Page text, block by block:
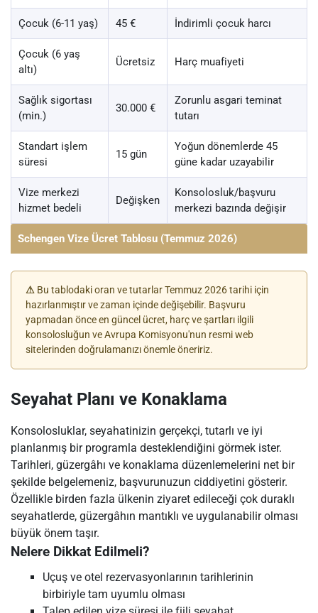
Schengen Vize Ücret Tablosu (Temmuz 2026)
Çocuk (6-11 yaş) 45 € İndirimli çocuk harcı
Çocuk (6 yaş
altı)
Ücretsiz Harç muafiyeti
Sağlık sigortası
(min.)
30.000 €
Zorunlu asgari teminat
tutarı
Standart işlem
süresi
15 gün
Yoğun dönemlerde 45
güne kadar uzayabilir
Vize merkezi
hizmet bedeli
Değişken
Konsolosluk/başvuru
merkezi bazında değişir
⚠ Bu tablodaki oran ve tutarlar Temmuz 2026 tarihi için
hazırlanmıştır ve zaman içinde değişebilir. Başvuru
yapmadan önce en güncel ücret, harç ve şartları ilgili
konsolosluğun ve Avrupa Komisyonu'nun resmi web
sitelerinden doğrulamanızı önemle öneririz.
Seyahat Planı ve Konaklama
Konsolosluklar, seyahatinizin gerçekçi, tutarlı ve iyi
planlanmış bir programla desteklendiğini görmek ister.
Tarihleri, güzergâhı ve konaklama düzenlemelerini net bir
şekilde belgelemeniz, başvurunuzun ciddiyetini gösterir.
Özellikle birden fazla ülkenin ziyaret edileceği çok duraklı
seyahatlerde, güzergâhın mantıklı ve uygulanabilir olması
büyük önem taşır.
Nelere Dikkat Edilmeli?
Uçuş ve otel rezervasyonlarının tarihlerinin
birbiriyle tam uyumlu olması